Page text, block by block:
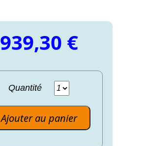
939,30 €
Quantité
Ajouter au panier